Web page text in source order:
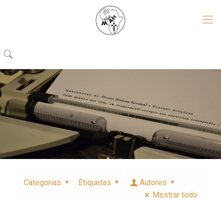
Categorias Etiquetas
Autores
Mostrar todo